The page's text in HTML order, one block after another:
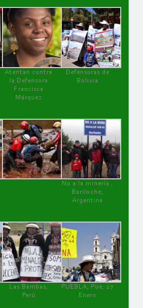
Atentan contra
la Defensora
Francisca
Márquez
Defensoras de
Bolivia
No a la minería ,
Bariloche,
Argentina
Las Bambas,
Perú
PUEBLA, Pue, 27
Enero